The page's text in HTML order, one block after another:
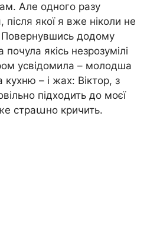
Але одного разу
після якої я вже ніколи не
додому
якісь незрозумілі
усвідомила – молодша
– і жах: Віктор, з
підходить до моєї
страաно кричить.